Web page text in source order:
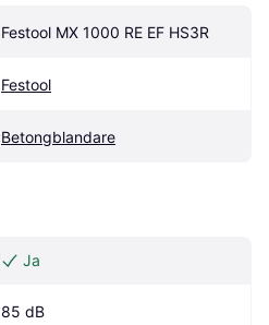
Festool MX 1000 RE EF HS3R
Festool
Betongblandare
Ja
85 dB